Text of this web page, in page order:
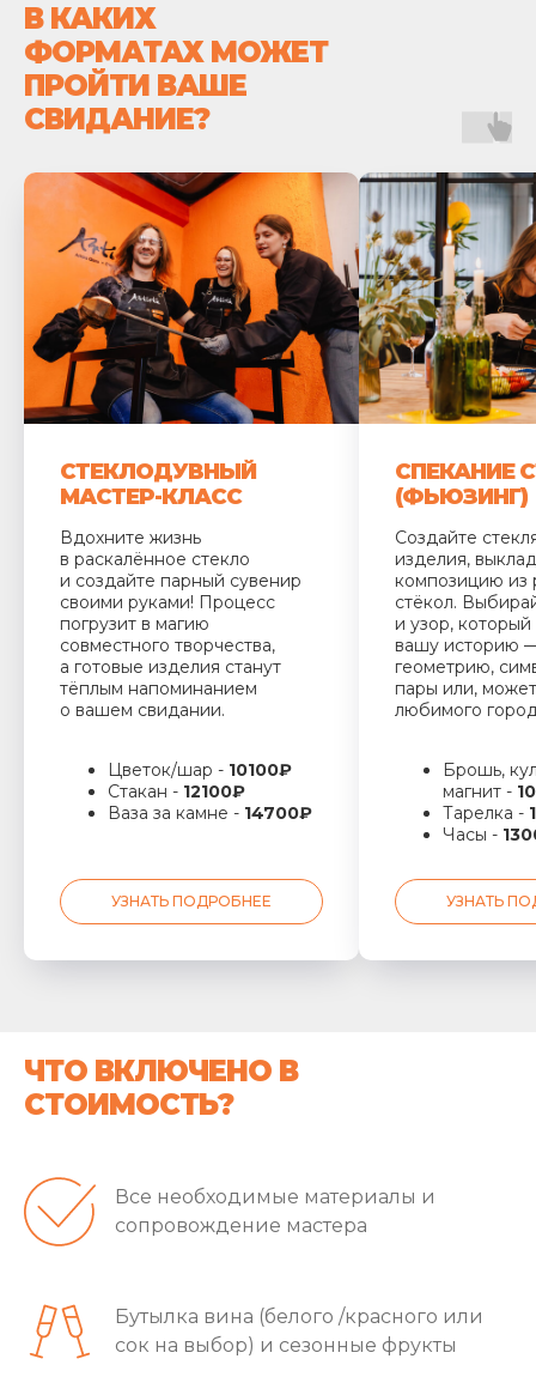
В КАКИХ
ФОРМАТАХ МОЖЕТ
ПРОЙТИ ВАШЕ
СВИДАНИЕ?
СТЕКЛОДУВНЫЙ
МАСТЕР-КЛАСС
Вдохните жизнь
в раскалённое стекло
и создайте парный сувенир
своими руками! Процесс
погрузит в магию
совместного творчества,
а готовые изделия станут
тёплым напоминанием
о вашем свидании.
Цветок/шар - 10100₽
Стакан - 12100₽
Ваза за камне - 14700₽
УЗНАТЬ ПОДРОБНЕЕ
СПЕКАНИЕ
(ФЬЮЗИНГ)
Создайте
изделия,
композицию из
стёкол.
и узор,
вашу историю
геометрию,
пары или,
любимого
Брошь,
магнит -
Тарелка -
Часы -
УЗНАТЬ
ЧТО ВКЛЮЧЕНО В
СТОИМОСТЬ?
Все необходимые материалы и
сопровождение мастера
Бутылка вина (белого /красного или
сок на выбор) и сезонные фрукты